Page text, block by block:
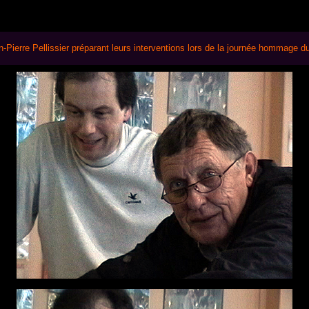
Pierre Pellissier préparant leurs interventions lors de la journée hommage